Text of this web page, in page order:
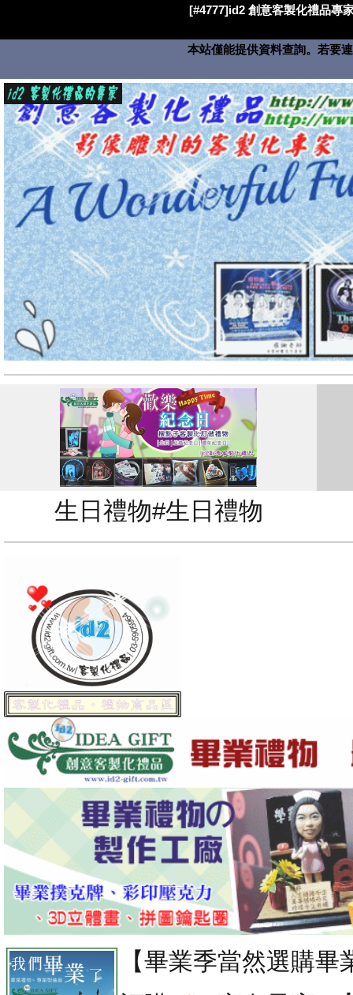
[#4777]id2 創意客製化禮品專
本站僅能提供資料查詢。若要
生日禮物#生日禮物
【畢業季當然選購